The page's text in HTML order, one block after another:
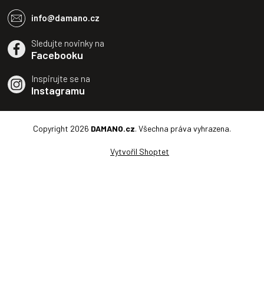
info@damano.cz
Sledujte novinky na
Facebooku
Inspirujte se na
Instagramu
Vytvořil Shoptet
Copyright 2026 DAMANO.cz. Všechna práva vyhrazena.